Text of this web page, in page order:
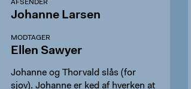
AFSENDER
Johanne Larsen
MODTAGER
Ellen Sawyer
Johanne og Thorvald slås (for
sjov). Johanne er ked af hverken at